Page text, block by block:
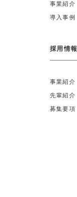
事業紹介
導入事例
採用情報
事業紹介
先輩紹介
募集要項